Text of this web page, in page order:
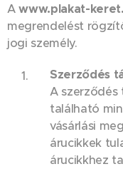
Awww.plakat-
megrendelést
jogi személy.
Szerződés
A szerződés
található
vásárlási
árucikkek
árucikkhez